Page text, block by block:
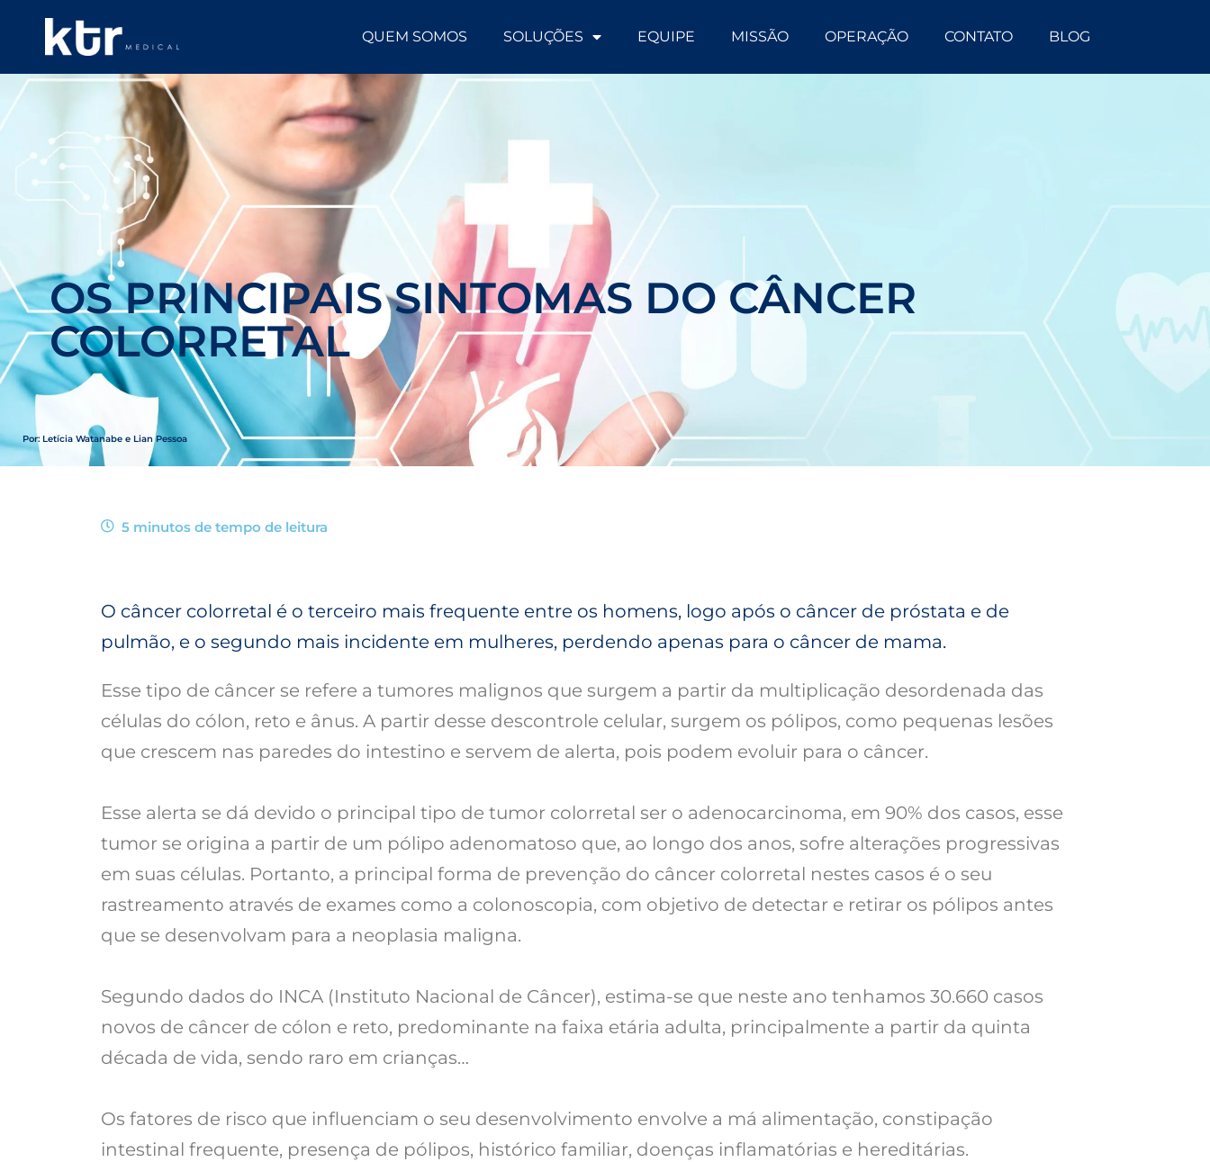
QUEM SOMOS SOLUÇÕES EQUIPE MISSÃO OPERAÇÃO CONTATO BLOG
OS PRINCIPAIS SINTOMAS DO CÂNCER
COLORRETAL
Por: Letícia Watanabe e Lian Pessoa
5 minutos de tempo de leitura
O câncer colorretal é o terceiro mais frequente entre os homens, logo após o câncer de próstata e de
pulmão, e o segundo mais incidente em mulheres, perdendo apenas para o câncer de mama.
Esse tipo de câncer se refere a tumores malignos que surgem a partir da multiplicação desordenada das
células do cólon, reto e ânus. A partir desse descontrole celular, surgem os pólipos, como pequenas lesões
que crescem nas paredes do intestino e servem de alerta, pois podem evoluir para o câncer.
Esse alerta se dá devido o principal tipo de tumor colorretal ser o adenocarcinoma, em 90% dos casos, esse
tumor se origina a partir de um pólipo adenomatoso que, ao longo dos anos, sofre alterações progressivas
em suas células. Portanto, a principal forma de prevenção do câncer colorretal nestes casos é o seu
rastreamento através de exames como a colonoscopia, com objetivo de detectar e retirar os pólipos antes
que se desenvolvam para a neoplasia maligna.
Segundo dados do INCA (Instituto Nacional de Câncer), estima-se que neste ano tenhamos 30.660 casos
novos de câncer de cólon e reto, predominante na faixa etária adulta, principalmente a partir da quinta
década de vida, sendo raro em crianças…
Os fatores de risco que influenciam o seu desenvolvimento envolve a má alimentação, constipação
intestinal frequente, presença de pólipos, histórico familiar, doenças inflamatórias e hereditárias.